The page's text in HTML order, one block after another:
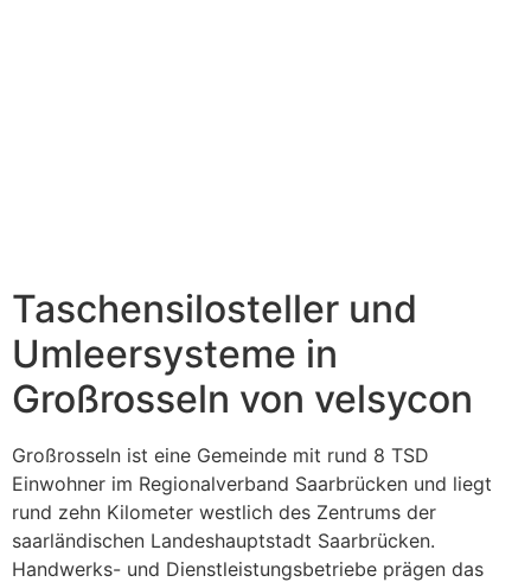
Taschensilosteller und
Umleersysteme in
Großrosseln von velsycon
Großrosseln ist eine Gemeinde mit rund 8 TSD
Einwohner im Regionalverband Saarbrücken und liegt
rund zehn Kilometer westlich des Zentrums der
saarländischen Landeshauptstadt Saarbrücken.
Handwerks- und Dienstleistungsbetriebe prägen das